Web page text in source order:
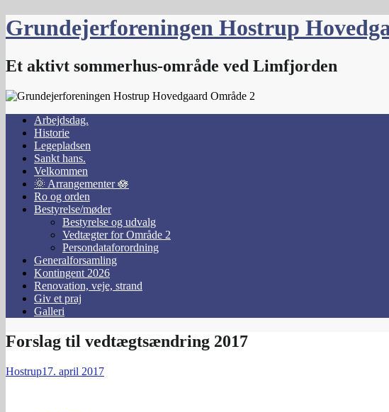
Skip
to
Grundejerforeningen Hostrup
Et aktivt sommerhus-område ved Limfjorden
Arbejdsdag.
Historie
Legepladsen
Sankt hans.
Velkommen
🌞 Arrangementer 🪷
Ro og orden
Bestyrelse/møder
Bestyrelse og udvalg
Vedtægter for Område 2
Persondataforordning
Generalforsamling
Kontingent 2026
Renovation, veje, strand
Giv et praj
Galleri
Forslag til vedtægtsændring 2017
Hostrup17. april 2017